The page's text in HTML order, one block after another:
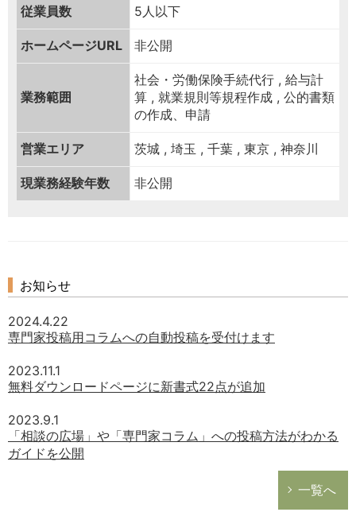
従業員数 5人以下
ホームページURL 非公開
業務範囲
社会・労働保険手続代行 , 給与計
算 , 就業規則等規程作成 , 公的書類
の作成、申請
営業エリア 茨城 , 埼玉 , 千葉 , 東京 , 神奈川
現業務経験年数 非公開
お知らせ
2024.4.22
専門家投稿用コラムへの自動投稿を受付けます
2023.11.1
無料ダウンロードページに新書式22点が追加
2023.9.1
「相談の広場」や「専門家コラム」への投稿方法がわかる
ガイドを公開
一覧へ